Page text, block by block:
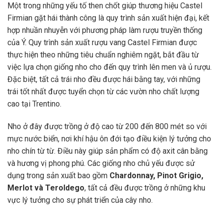
Một trong những yếu tố then chốt giúp thương hiệu Castel
Firmian gặt hái thành công là quy trình sản xuất hiện đại, kết
hợp nhuần nhuyễn với phương pháp làm rượu truyền thống
của Ý. Quy trình sản xuất rượu vang Castel Firmian được
thực hiện theo những tiêu chuẩn nghiêm ngặt, bắt đầu từ
việc lựa chọn giống nho cho đến quy trình lên men và ủ rượu.
Đặc biệt, tất cả trái nho đều được hái bằng tay, với những
trái tốt nhất được tuyển chọn từ các vườn nho chất lượng
cao tại Trentino.
Nho ở đây được trồng ở độ cao từ 200 đến 800 mét so với
mực nước biển, nơi khí hậu ôn đới tạo điều kiện lý tưởng cho
nho chín từ từ. Điều này giúp sản phẩm có độ axit cân bằng
và hương vị phong phú. Các giống nho chủ yếu được sử
dụng trong sản xuất bao gồm Chardonnay, Pinot Grigio,
Merlot và Teroldego, tất cả đều được trồng ở những khu
vực lý tưởng cho sự phát triển của cây nho.